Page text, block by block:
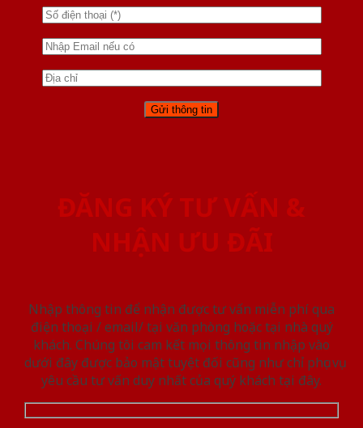
ĐĂNG KÝ TƯ VẤN &
NHẬN ƯU ĐÃI
Nhập thông tin để nhận được tư vấn miễn phí qua
điện thoại / email/ tại văn phòng hoặc tại nhà quý
khách. Chúng tôi cam kết mọi thông tin nhập vào
dưới đây được bảo mật tuyệt đối cũng như chỉ phục vụ
yêu cầu tư vấn duy nhất của quý khách tại đây.